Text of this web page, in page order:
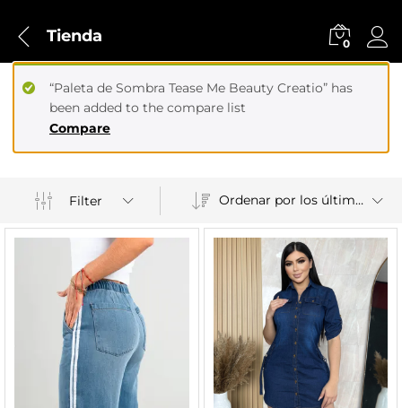
Tienda 0
Compare
“Paleta de Sombra Tease Me Beauty Creatio” has
been added to the compare list
Filter Ordenar por los últimos